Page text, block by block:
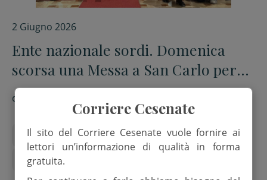
2 Giugno 2026
Ente nazionale sordi. Domenica
scorsa una Messa a San Carlo per
l’anniversario di fondazione
di
don giovanni savini ente nazionale sordi
rinaldo quaranta
Corriere Cesenate
Il sito del Corriere Cesenate vuole fornire ai
lettori un’informazione di qualità in forma
gratuita.